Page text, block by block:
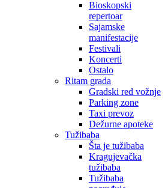
Bioskopski
repertoar
Sajamske
manifestacije
Festivali
Koncerti
Ostalo
Ritam grada
Gradski red vožnje
Parking zone
Taxi prevoz
Dežurne apoteke
Tužibaba
Šta je tužibaba
Kragujevačka
tužibaba
Tužibaba